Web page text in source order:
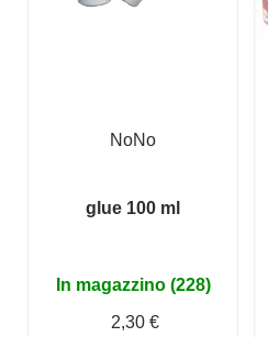
NoNo
glue 100 ml
In magazzino (228)
2,30 €